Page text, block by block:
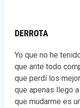
DERROTA
Yo que no he
que ante todo
que perdí los
que apenas llego
que mudarme es